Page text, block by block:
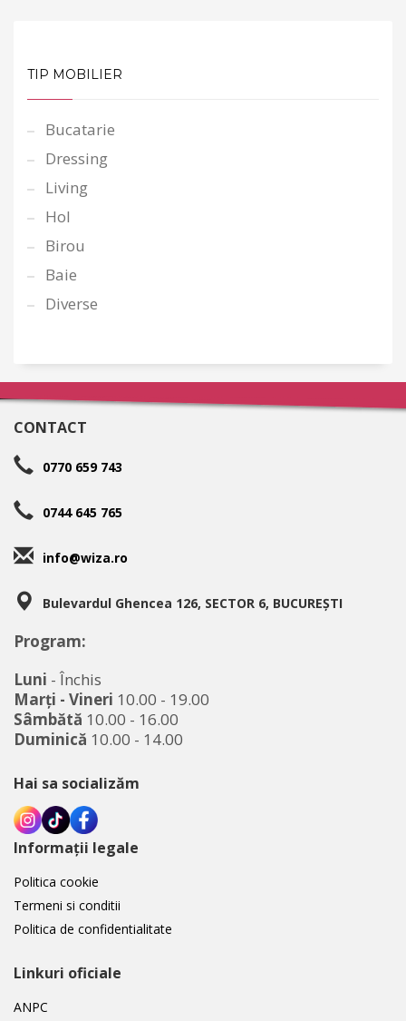
TIP MOBILIER
Bucatarie
Dressing
Living
Hol
Birou
Baie
Diverse
CONTACT
0770 659 743
0744 645 765
info@wiza.ro
Bulevardul Ghencea 126, SECTOR 6, BUCUREȘTI
Program:
Luni - Închis
Marţi - Vineri 10.00 - 19.00
Sâmbătă 10.00 - 16.00
Duminică 10.00 - 14.00
Hai sa socializăm
Informații legale
Politica cookie
Termeni si conditii
Politica de confidentialitate
Linkuri oficiale
ANPC